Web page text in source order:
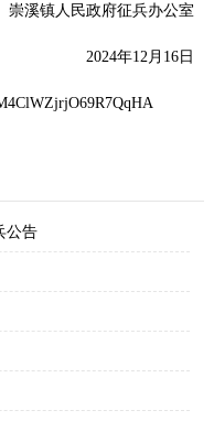
崇溪镇人民政府征兵办公室
2024年12月16日
公告